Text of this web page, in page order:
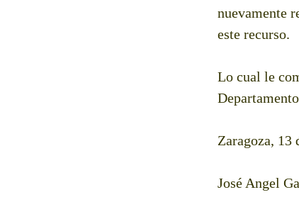
nuevamente
este recurso.
Lo cual le
Zaragoza, 13
José Angel